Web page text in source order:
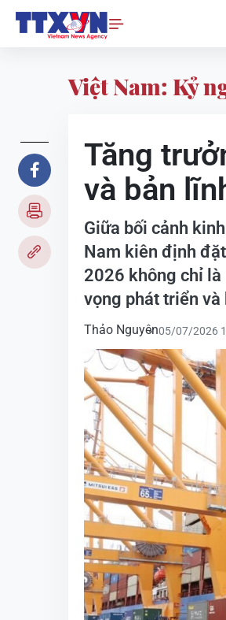
Việt Nam: Kỷ
Tăng
và bản
Giữa bối cảnh
Nam kiên định
2026 không chỉ là
vọng phát triển
Thảo Nguyên05/07/2026